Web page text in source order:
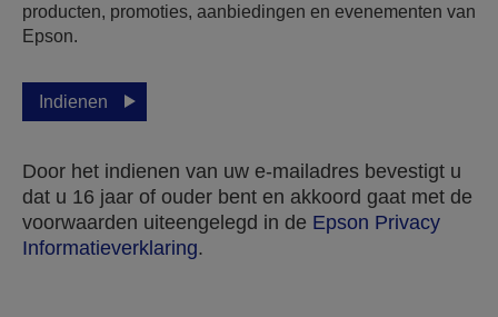
producten, promoties, aanbiedingen en evenementen van
Epson.
Indienen
Door het indienen van uw e-mailadres bevestigt u
dat u 16 jaar of ouder bent en akkoord gaat met de
voorwaarden uiteengelegd in de Epson Privacy
Informatieverklaring.